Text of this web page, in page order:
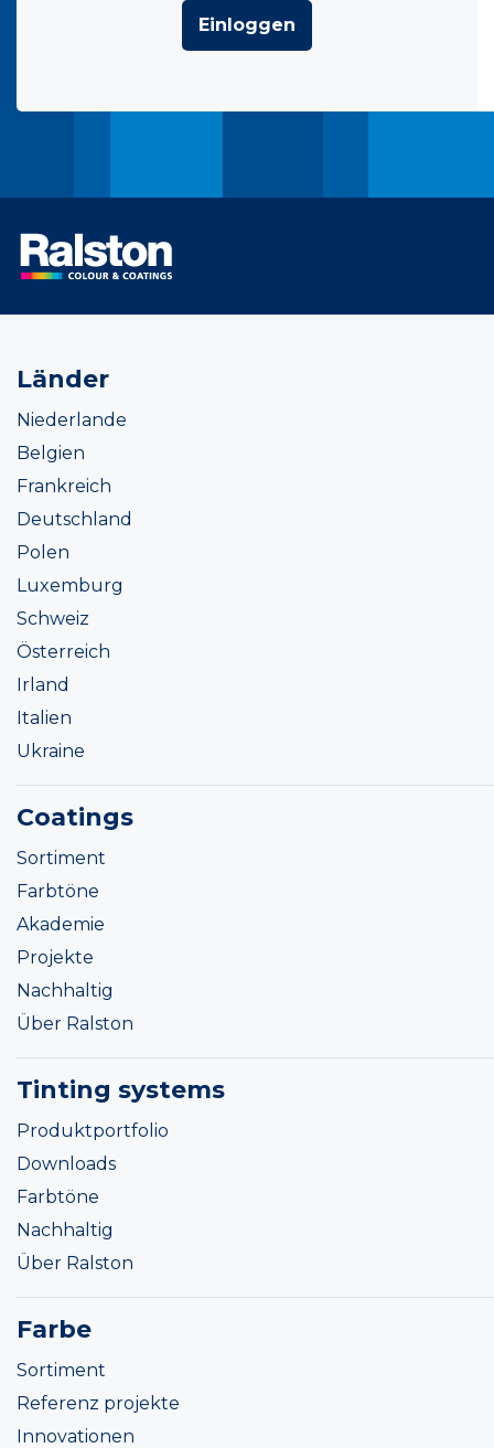
Einloggen
Länder
Niederlande
Belgien
Frankreich
Deutschland
Polen
Luxemburg
Schweiz
Österreich
Irland
Italien
Ukraine
Coatings
Sortiment
Farbtöne
Akademie
Projekte
Nachhaltig
Über Ralston
Tinting systems
Produktportfolio
Downloads
Farbtöne
Nachhaltig
Über Ralston
Farbe
Sortiment
Referenz projekte
Innovationen